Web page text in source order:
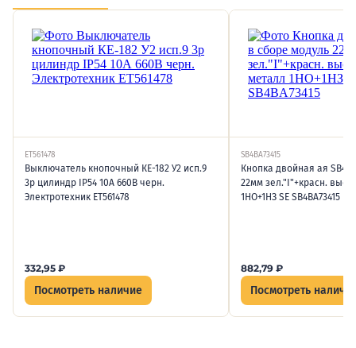
ET561478
Выключатель кнопочный КЕ-182 У2 исп.9
3р цилиндр IP54 10А 660В черн.
Электротехник ET561478
332,95 ₽
Посмотреть наличие
SB4BA73415
Кнопка двойная ая SB4
22мм зел."I"+красн.
1НО+1НЗ SE SB4BA73415
882,79 ₽
Посмотреть